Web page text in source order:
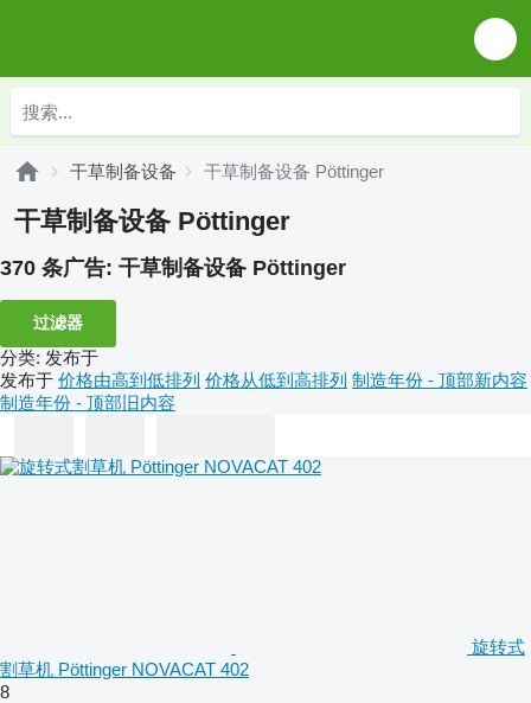
干草制备设备 干草制备设备 Pöttinger
干草制备设备 Pöttinger
370 条广告: 干草制备设备 Pöttinger
过滤器
分类: 发布于
发布于 价格由高到低排列 价格从低到高排列 制造年份 - 顶部新内容
制造年份 - 顶部旧内容
旋转式
割草机 Pöttinger NOVACAT 402
8